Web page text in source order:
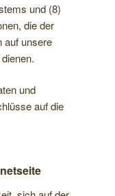
und (8)
die der
auf unsere
und
auf die